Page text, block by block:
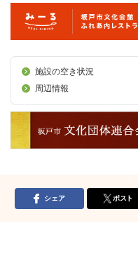
施設の空き状況
周辺情報
シェア ポスト